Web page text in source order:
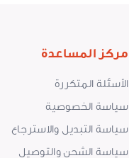
مركز المساعدة
الأسئلة المتكررة
سياسة الخصوصية
سياسة التبديل والاسترجاع
سياسة الشحن والتوصيل